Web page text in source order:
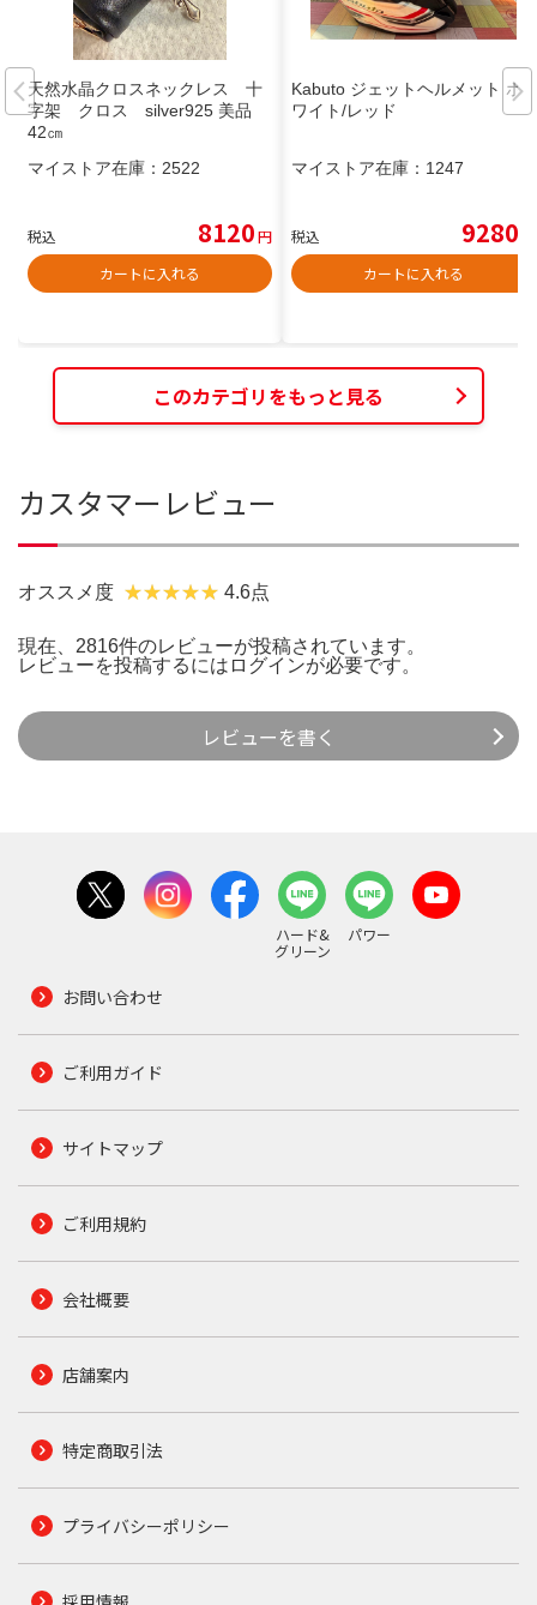
天然水晶クロスネックレス 十
字架 クロス silver925 美品
42㎝
マイストア在庫： 2522
税込 8120円
カートに入れる
Kabuto ジェットヘルメット ホ
ワイト/レッド
マイストア在庫： 1247
税込 9280
カートに入れる
このカテゴリをもっと見る
カスタマーレビュー
オススメ度 4.6点
現在、2816件のレビューが投稿されています。
レビューを投稿するには ログインが必要です。
レビューを書く
ハード&
グリーン
パワー
お問い合わせ
ご利用ガイド
サイトマップ
ご利用規約
会社概要
店舗案内
特定商取引法
プライバシーポリシー